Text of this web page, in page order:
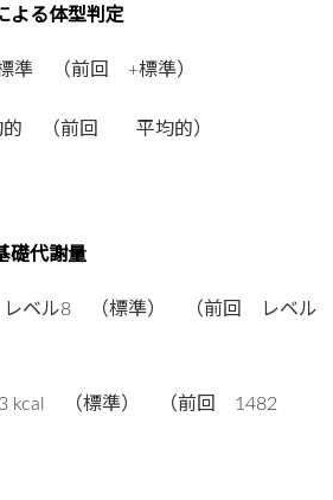
よる体型判定
準 （前回 +標準）
的 （前回 平均的）
礎代謝量
ベル8 （標準） （前回 レベル
kcal （標準） （前回 1482